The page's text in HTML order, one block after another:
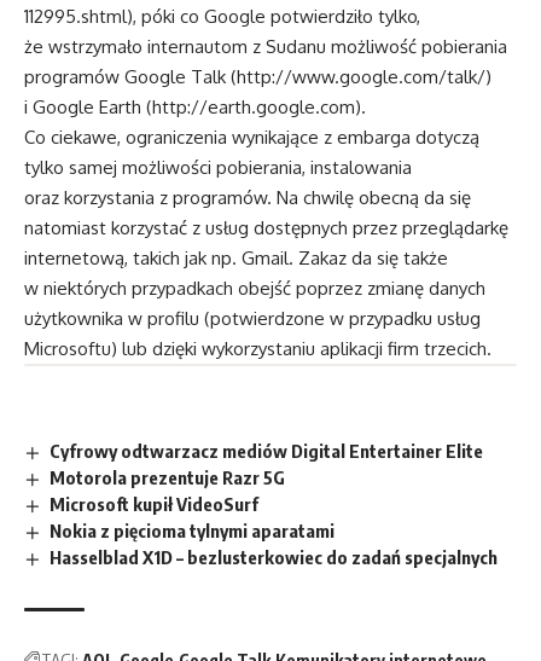
112995.shtml), póki co Google potwierdziło tylko,
że wstrzymało internautom z Sudanu możliwość pobierania
programów Google Talk (http://www.google.com/talk/)
i Google Earth (http://earth.google.com).
Co ciekawe, ograniczenia wynikające z embarga dotyczą
tylko samej możliwości pobierania, instalowania
oraz korzystania z programów. Na chwilę obecną da się
natomiast korzystać z usług dostępnych przez przeglądarkę
internetową, takich jak np. Gmail. Zakaz da się także
w niektórych przypadkach obejść poprzez zmianę danych
użytkownika w profilu (potwierdzone w przypadku usług
Microsoftu) lub dzięki wykorzystaniu aplikacji firm trzecich.
Cyfrowy odtwarzacz mediów Digital Entertainer Elite
Motorola prezentuje Razr 5G
Microsoft kupił VideoSurf
Nokia z pięcioma tylnymi aparatami
Hasselblad X1D – bezlusterkowiec do zadań specjalnych